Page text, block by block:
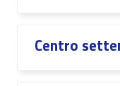
Centro